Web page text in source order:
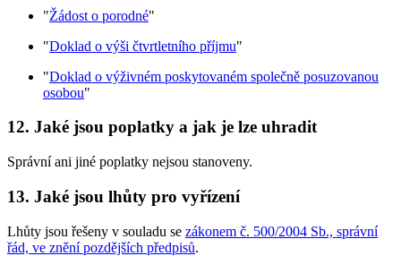
"Žádost o porodné"
"Doklad o výši čtvrtletního příjmu"
"Doklad o výživném poskytovaném společně posuzovanou
osobou"
12. Jaké jsou poplatky a jak je lze uhradit
Správní ani jiné poplatky nejsou stanoveny.
13. Jaké jsou lhůty pro vyřízení
Lhůty jsou řešeny v souladu se zákonem č. 500/2004 Sb., správní
řád, ve znění pozdějších předpisů.